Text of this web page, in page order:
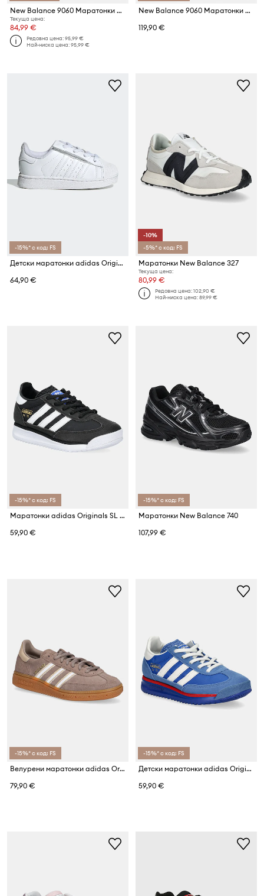
New Balance 9060 Маратонки Детски
Текуща цена:
84,99 €
Редовна цена:95,99 €
Най-ниска цена:95,99 €
New Balance 9060 Маратонки Детски
119,90 €
-15%* с код: FS
Детски маратонки adidas Originals SUPERSTAR II
64,90 €
-10%
-5%* с код: FS
Маратонки New Balance 327
Текуща цена:
80,99 €
Редовна цена:102,90 €
Най-ниска цена:89,99 €
-15%* с код: FS
Маратонки adidas Originals SL 72 RS
59,90 €
-15%* с код: FS
Маратонки New Balance 740
107,99 €
-15%* с код: FS
Велурени маратонки adidas Originals HANDBALL SPEZIAL
79,90 €
-15%* с код: FS
Детски маратонки adidas Originals SL 72 RS
59,90 €